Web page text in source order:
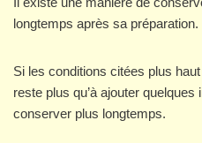
longtemps après sa préparation.
Si les conditions citées plus
reste plus qu’à ajouter
conserver plus longtemps.